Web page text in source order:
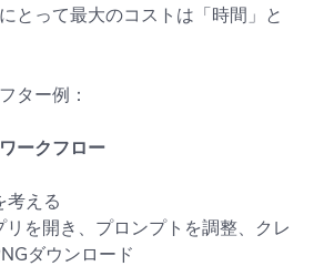
とって最大のコストは「時間」と
ター例：
ークフロー
考える
リを開き、プロンプトを調整、クレ
ダウンロード